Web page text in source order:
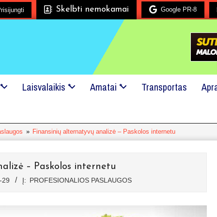
Mes mielai padėsime! 24x7 pagalba! Kreipkitės į
Skelbti nemokamai Google PR-8
Laisvalaikis * Amatai * Transportas
» Finansinių alternatyvų analizė – Paskolos internetu
– Paskolos internetu
29 Į: PROFESIONALIOS PASLAUGOS